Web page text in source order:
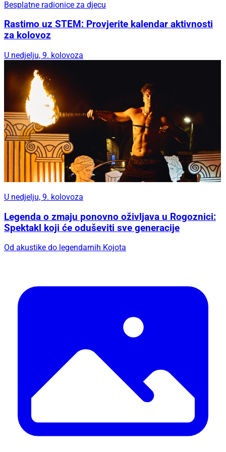
Besplatne radionice za djecu
Rastimo uz STEM: Provjerite kalendar aktivnosti
za kolovoz
U nedjelju, 9. kolovoza
U nedjelju, 9. kolovoza
Legenda o zmaju ponovno oživljava u Rogoznici:
Spektakl koji će oduševiti sve generacije
Od akustike do legendarnih Kojota